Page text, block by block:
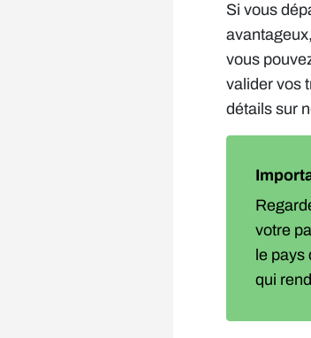
Si vous
vous
valider vos
détails sur
votre
le
qui